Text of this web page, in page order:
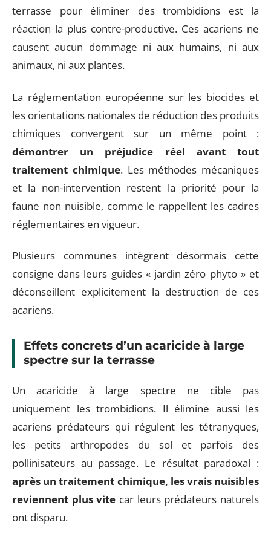
terrasse pour éliminer des trombidions est la
réaction la plus contre-productive. Ces acariens ne
causent aucun dommage ni aux humains, ni aux
animaux, ni aux plantes.
La réglementation européenne sur les biocides et
les orientations nationales de réduction des produits
chimiques convergent sur un même point :
démontrer un préjudice réel avant tout
traitement chimique. Les méthodes mécaniques
et la non-intervention restent la priorité pour la
faune non nuisible, comme le rappellent les cadres
réglementaires en vigueur.
Plusieurs communes intègrent désormais cette
consigne dans leurs guides « jardin zéro phyto » et
déconseillent explicitement la destruction de ces
acariens.
Effets concrets d’un acaricide à large
spectre sur la terrasse
Un acaricide à large spectre ne cible pas
uniquement les trombidions. Il élimine aussi les
acariens prédateurs qui régulent les tétranyques,
les petits arthropodes du sol et parfois des
pollinisateurs au passage. Le résultat paradoxal :
après un traitement chimique, les vrais nuisibles
reviennent plus vite car leurs prédateurs naturels
ont disparu.